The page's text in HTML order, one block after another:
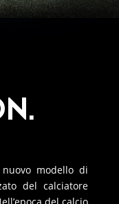
modello di
del calciatore